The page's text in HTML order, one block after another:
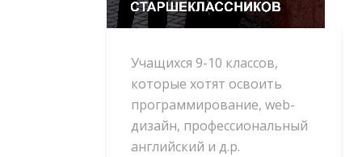
Учащихся 9-10 классов,
которые хотят освоить
программирование, web-
дизайн, профессиональный
английский и д.р.